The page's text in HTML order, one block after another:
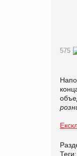
575
Теги: